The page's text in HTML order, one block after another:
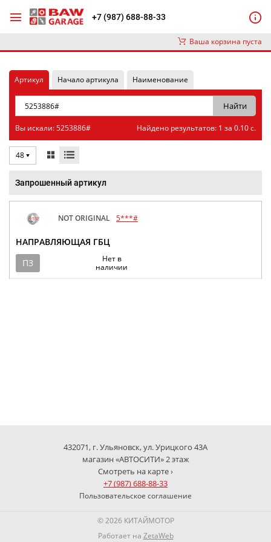
+7 (987) 688-88-33
Ваша корзина пуста
Артикул Начало артикула Наименование
Вы искали: 5253886# Найдено результатов: 1 за 0.10 с.
48
Запрошенный артикул
NOT ORIGINAL 5***#
НАПРАВЛЯЮЩАЯ ГБЦ
ПЗ
Нет в
наличии
432071, г. Ульяновск, ул. Урицкого 43А
магазин «АВТОСИТИ» 2 этаж
Смотреть на карте ›
+7 (987) 688-88-33
Пользовательское соглашение
© 2026 КИТАЙМОТОР
Работает на ZetaWeb